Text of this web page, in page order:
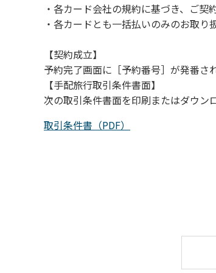
（４）キャンプ場の管理者や地
・各カード会社の規約に基づき、ご契
・各カードとも一括払いのみのお取り
【契約成立】
予約完了画面に［予約番号］が発番さ
【手配旅行取引条件書面】
次の取引条件書面を印刷またはダウン
取引条件書（PDF）